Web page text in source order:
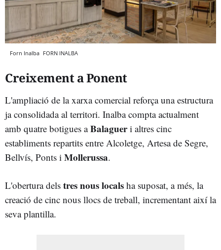
Forn Inalba FORN INALBA
Creixement a Ponent
L'ampliació de la xarxa comercial reforça una estructura
ja consolidada al territori. Inalba compta actualment
amb quatre botigues aBalagueri altres cinc
establiments repartits entre Alcoletge, Artesa de Segre,
Bellvís, Ponts i Mollerussa.
L'obertura dels tres nous locals ha suposat, a més, la
creació de cinc nous llocs de treball, incrementant així la
seva plantilla.